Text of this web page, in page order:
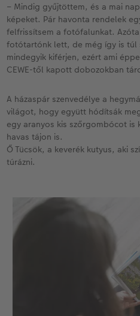
– Mindig gyűjtöttem, és a mai
képeket. Pár havonta rendelek
felfrissítsem a fotófalunkat.
fotótartónk lett, de még így is túl
mindegyik kiférjen, ezért ami
CEWE-től kapott dobozokban
A házaspár szenvedélye a
világot, hogy együtt hódítsák
egy aranyos kis szőrgombócot is
havas tájon is.
Ő Tücsök, a keverék kutyus, aki
túrázni.